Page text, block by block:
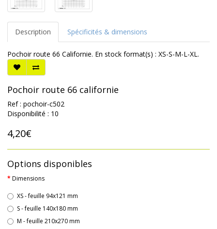
Description Spécificités & dimensions
Pochoir route 66 Californie. En stock format(s) : XS-S-M-L-XL.
Pochoir route 66 californie
Ref : pochoir-c502
Disponibilité : 10
4,20€
Options disponibles
Dimensions
XS - feuille 94x121 mm
S - feuille 140x180 mm
M - feuille 210x270 mm